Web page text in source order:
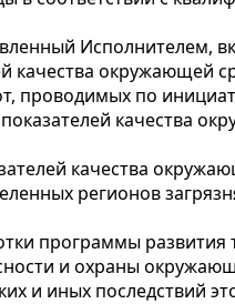
Исполнителем,
качества окружающей
проводимых по
качества
качества
регионов
программы
и охраны
и иных последствий